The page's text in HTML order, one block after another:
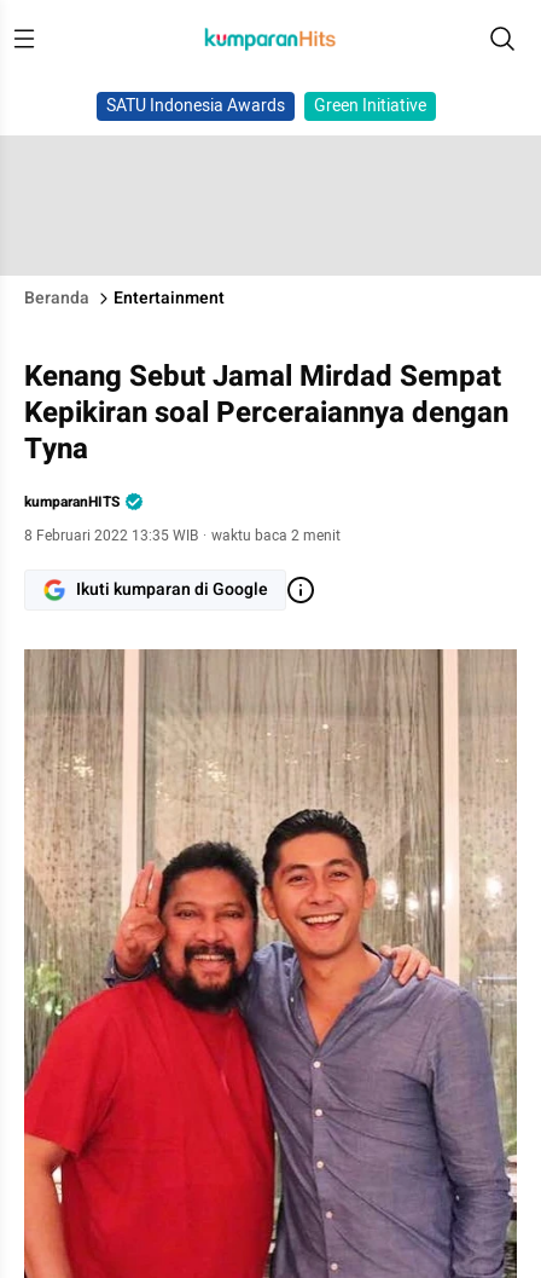
SATU Indonesia Awards Green Initiative
Beranda Entertainment
Kenang Sebut Jamal Mirdad Sempat
Kepikiran soal Perceraiannya dengan
Tyna
kumparanHITS
8 Februari 2022 13:35 WIB · waktu baca 2 menit
Ikuti kumparan di Google